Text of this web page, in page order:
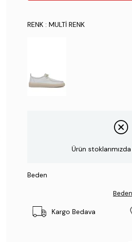
RENK: MULTI RENK
Ürün
Beden
Kargo Bedava